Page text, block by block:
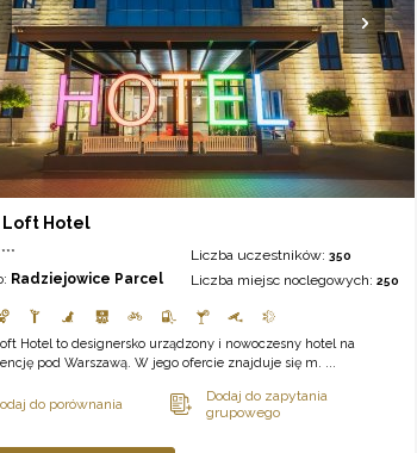
Loft Hotel
Radziejowice Parcel
Liczba uczestników:350
Liczba miejsc noclegowych:250
Hotel to designersko urządzony i nowoczesny hotel na
pod Warszawą. W jego ofercie znajduje się m. ...